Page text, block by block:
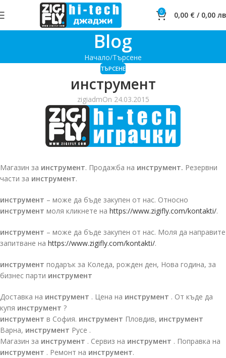
0 0,00 € / 0,00
Blog
Начало Търсене
ТЪРСЕНЕ
инструмент
zigiadmOn 24.03.2015
Магазин за инструмент. Продажба на инструмент. Резервни
части за инструмент.
инструмент – може да бъде закупен от нас. Относно
инструмент моля кликнете на https://www.zigifly.com/kontakti/.
инструмент – може да бъде закупен от нас. Моля да направите
запитване на https://www.zigifly.com/kontakti/.
инструмент подарък за Коледа, рожден ден, Нова година, за
бизнес парти инструмент
Доставка на инструмент . Цена на инструмент . От къде да
купя инструмент ?
инструмент в София. инструмент Пловдив, инструмент
Варна, инструмент Русе .
Магазин за инструмент . Сервиз на инструмент . Поправка на
инструмент . Ремонт на инструмент.